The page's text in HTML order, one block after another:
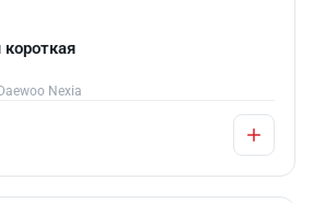
Daewoo Nexia